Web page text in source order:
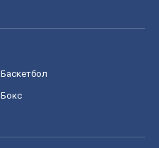
Баскетбол
Бокс